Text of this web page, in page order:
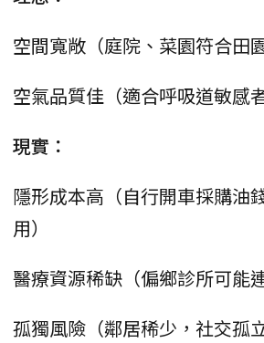
空間寬敞（庭院、菜園符合田園
空氣品質佳（適合呼吸道敏感者
現實：
隱形成本高（自行開車採購油
用）
醫療資源稀缺（偏鄉診所可能
孤獨風險（鄰居稀少，社交孤